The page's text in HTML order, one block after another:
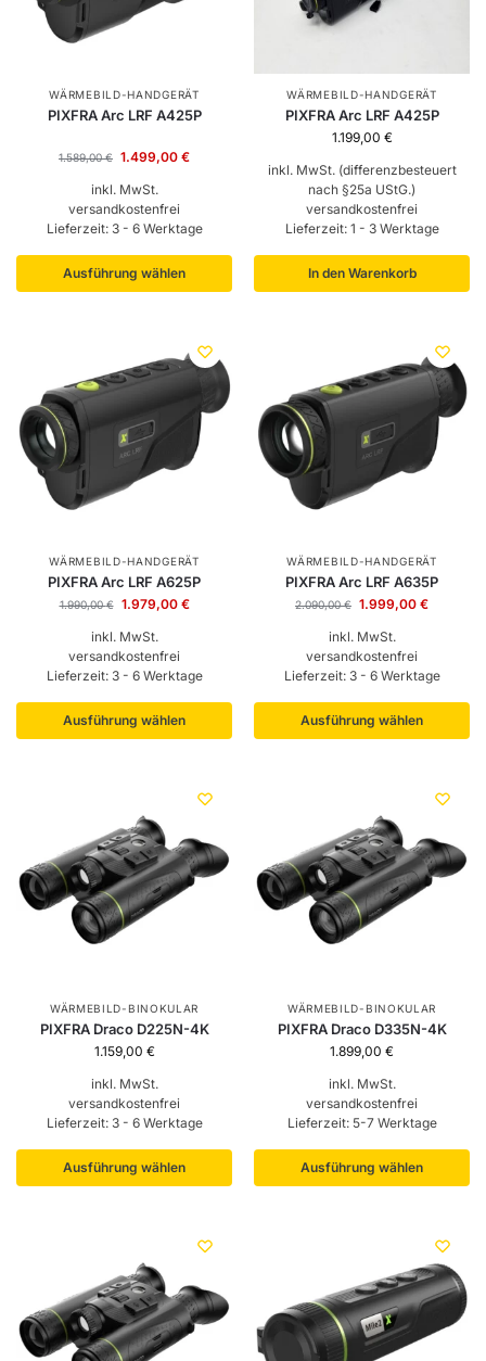
WÄRMEBILD-HANDGERÄT
PIXFRA Arc LRF A425P
1.589,00€ 1.499,00 €
inkl. MwSt.
versandkostenfrei
Lieferzeit: 3 - 6 Werktage
Ausführung wählen
WÄRMEBILD-HANDGERÄT
PIXFRA Arc LRF A425P
1.199,00 €
inkl. MwSt. (differenzbesteuert
nach §25a UStG.)
versandkostenfrei
Lieferzeit: 1 - 3 Werktage
In den Warenkorb
WÄRMEBILD-HANDGERÄT
PIXFRA Arc LRF A625P
1.990,00€ 1.979,00 €
inkl. MwSt.
versandkostenfrei
Lieferzeit: 3 - 6 Werktage
Ausführung wählen
WÄRMEBILD-HANDGERÄT
PIXFRA Arc LRF A635P
2.090,00€ 1.999,00 €
inkl. MwSt.
versandkostenfrei
Lieferzeit: 3 - 6 Werktage
Ausführung wählen
WÄRMEBILD-BINOKULAR
PIXFRA Draco D225N-4K
1.159,00 €
inkl. MwSt.
versandkostenfrei
Lieferzeit: 3 - 6 Werktage
Ausführung wählen
WÄRMEBILD-BINOKULAR
PIXFRA Draco D335N-4K
1.899,00 €
inkl. MwSt.
versandkostenfrei
Lieferzeit: 5-7 Werktage
Ausführung wählen